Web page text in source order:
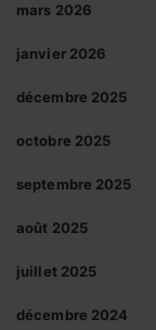
mars 2026
janvier 2026
décembre 2025
octobre 2025
septembre 2025
août 2025
juillet 2025
décembre 2024